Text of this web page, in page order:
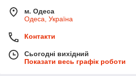
м. Одеса
Одеса, Україна
Контакти
Сьогодні вихідний
Показати весь графік роботи